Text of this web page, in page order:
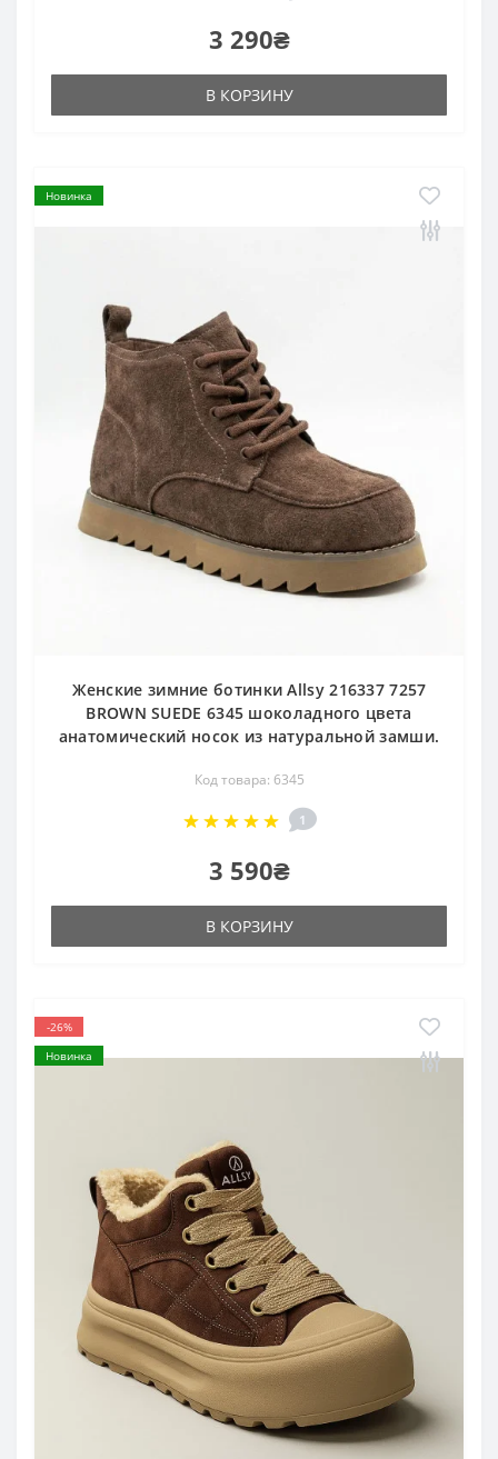
3 290₴
В КОРЗИНУ
Новинка
Женские зимние ботинки Allsy 216337 7257
BROWN SUEDE 6345 шоколадного цвета
анатомический носок из натуральной замши.
Код товара: 6345
1
3 590₴
В КОРЗИНУ
-26%
Новинка